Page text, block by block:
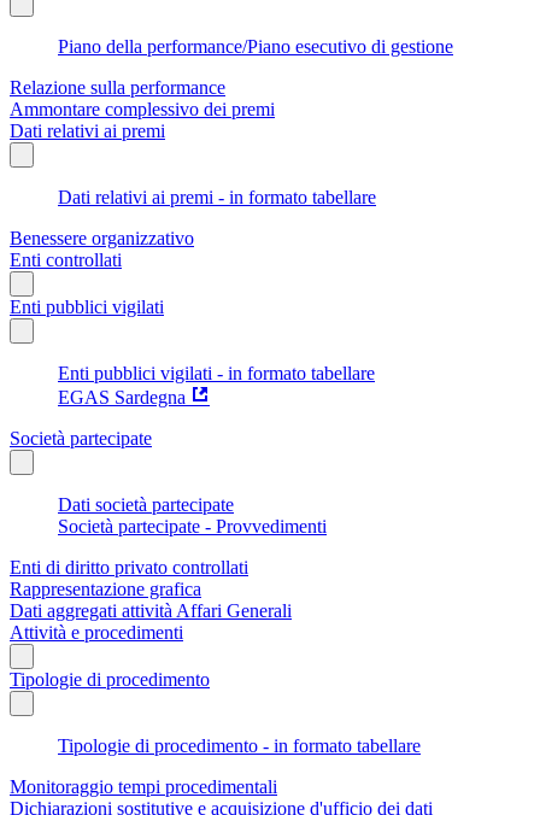
Piano della performance/Piano esecutivo di gestione
Relazione sulla performance
Ammontare complessivo dei premi
Dati relativi ai premi
Dati relativi ai premi - in formato tabellare
Benessere organizzativo
Enti controllati
Enti pubblici vigilati
Enti pubblici vigilati - in formato tabellare
EGAS Sardegna
Società partecipate
Dati società partecipate
Società partecipate - Provvedimenti
Enti di diritto privato controllati
Rappresentazione grafica
Dati aggregati attività Affari Generali
Attività e procedimenti
Tipologie di procedimento
Tipologie di procedimento - in formato tabellare
Monitoraggio tempi procedimentali
Dichiarazioni sostitutive e acquisizione d'ufficio dei dati